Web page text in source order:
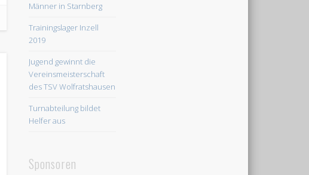
Männer in Starnberg
Trainingslager Inzell
2019
Jugend gewinnt die
Vereinsmeisterschaft
des TSV Wolfratshausen
Turnabteilung bildet
Helfer aus
Sponsoren